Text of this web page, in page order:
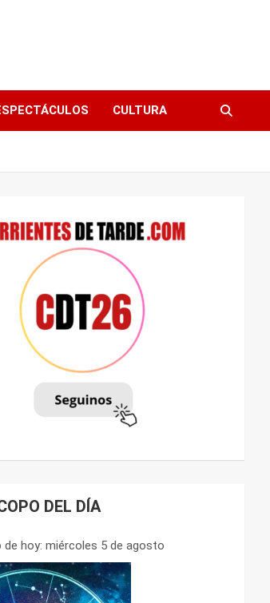
CULTURA
DEL DÍA
de hoy: miércoles 5 de agosto